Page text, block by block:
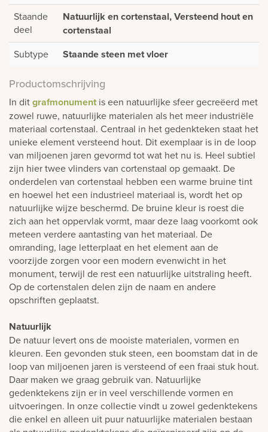
Staande
deel
Natuurlijk en cortenstaal, Versteend hout en
cortenstaal
Subtype Staande steen met vloer
Productomschrijving
In ditgrafmonument is een natuurlijke sfeer gecreëerd met
zowel ruwe, natuurlijke materialen als het meer industriële
materiaal cortenstaal. Centraal in het gedenkteken staat het
unieke element versteend hout. Dit exemplaar is in de loop
van miljoenen jaren gevormd tot wat het nu is. Heel subtiel
zijn hier twee vlinders van cortenstaal op gemaakt. De
onderdelen van cortenstaal hebben een warme bruine tint
en hoewel het een industrieel materiaal is, wordt het op
natuurlijke wijze beschermd. De bruine kleur is roest die
zich aan het oppervlak vormt, maar deze laag voorkomt ook
meteen verdere aantasting van het materiaal. De
omranding, lage letterplaat en het element aan de
voorzijde zorgen voor een modern evenwicht in het
monument, terwijl de rest een natuurlijke uitstraling heeft.
Op de cortenstalen delen zijn de naam en andere
opschriften geplaatst.
Natuurlijk
De natuur levert ons de mooiste materialen, vormen en
kleuren. Een gevonden stuk steen, een boomstam dat in de
loop van miljoenen jaren is versteend of een fraai stuk hout.
Daar maken we graag gebruik van. Natuurlijke
gedenktekens zijn er in veel verschillende vormen en
uitvoeringen. In onze collectie vindt u zowel gedenktekens
die enkel en alleen uit puur natuurlijke materialen bestaan